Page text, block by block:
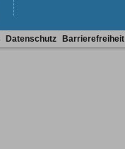
Datenschutz Barrierefreiheit